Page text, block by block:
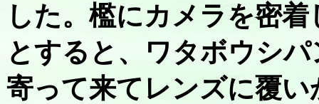
した。檻にカメラを密
とすると、ワタボウシ
寄って来てレンズに覆